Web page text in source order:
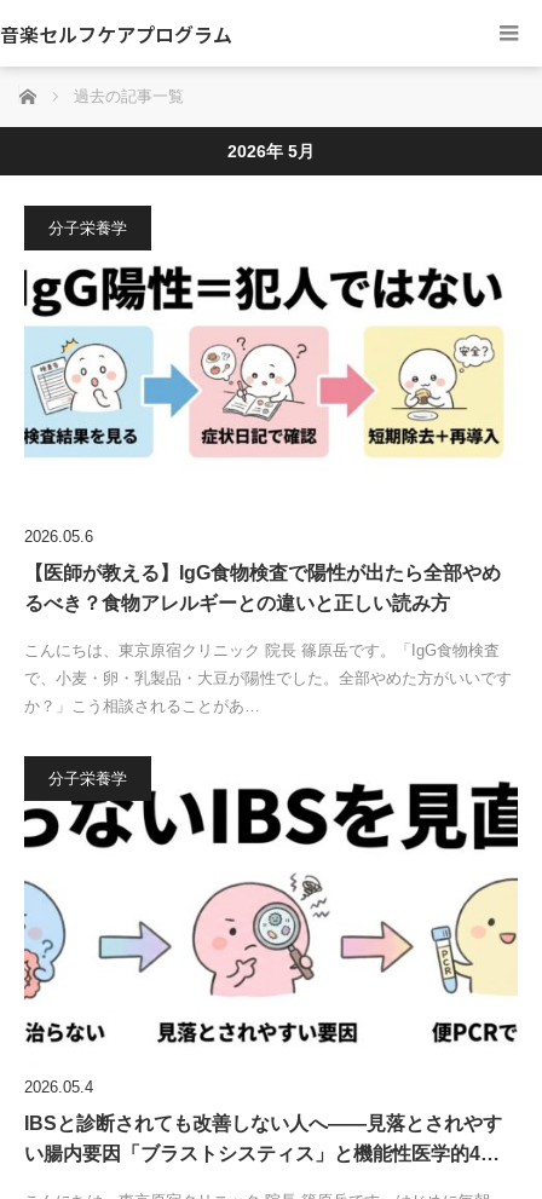
音楽セルフケアプログラム
ホーム 過去の記事一覧
2026年 5月
分子栄養学
2026.05.6
【医師が教える】IgG食物検査で陽性が出たら全部やめ
るべき？食物アレルギーとの違いと正しい読み方
こんにちは、東京原宿クリニック 院長 篠原岳です。「IgG食物検査
で、小麦・卵・乳製品・大豆が陽性でした。全部やめた方がいいです
か？」こう相談されることがあ…
分子栄養学
2026.05.4
IBSと診断されても改善しない人へ——見落とされやす
い腸内要因「ブラストシスティス」と機能性医学的4…